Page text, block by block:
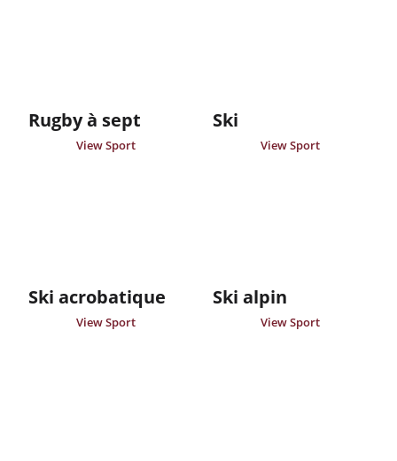
Rugby à sept
View Sport
Ski
View Sport
Ski acrobatique
View Sport
Ski alpin
View Sport